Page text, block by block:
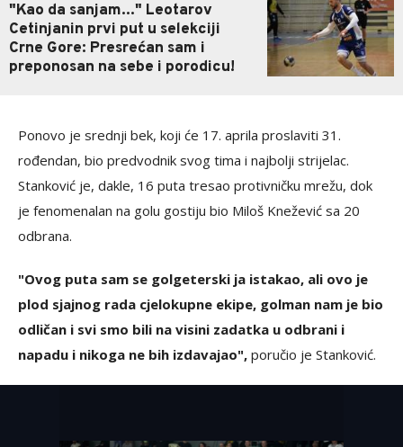
"Kao da sanjam..." Leotarov
Cetinjanin prvi put u selekciji
Crne Gore: Presrećan sam i
preponosan na sebe i porodicu!
Ponovo je srednji bek, koji će 17. aprila proslaviti 31.
rođendan, bio predvodnik svog tima i najbolji strijelac.
Stanković je, dakle, 16 puta tresao protivničku mrežu, dok
je fenomenalan na golu gostiju bio Miloš Knežević sa 20
odbrana.
"Ovog puta sam se golgeterski ja istakao, ali ovo je
plod sjajnog rada cjelokupne ekipe, golman nam je bio
odličan i svi smo bili na visini zadatka u odbrani i
napadu i nikoga ne bih izdavajao", poručio je Stanković.